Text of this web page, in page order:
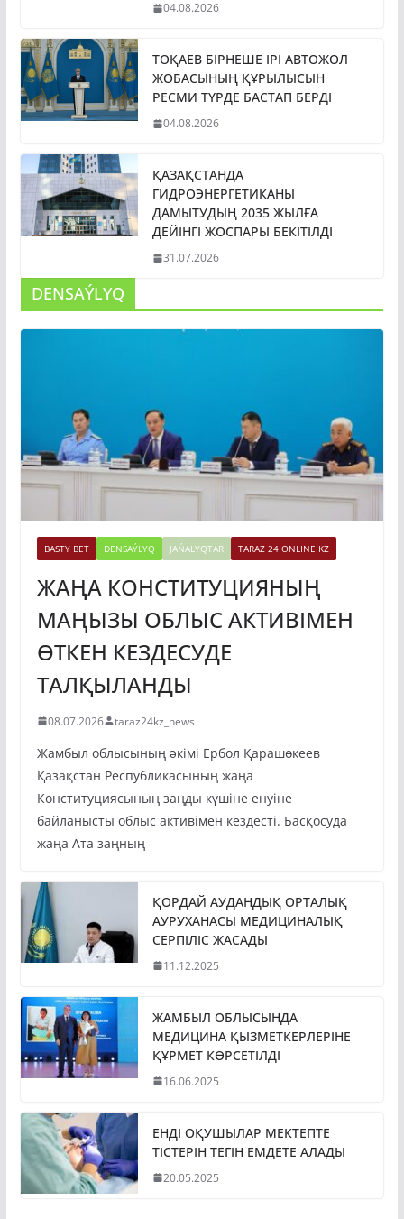
04.08.2026
ТОҚАЕВ БІРНЕШЕ ІРІ АВТОЖОЛ
ЖОБАСЫНЫҢ ҚҰРЫЛЫСЫН
РЕСМИ ТҮРДЕ БАСТАП БЕРДІ
04.08.2026
ҚАЗАҚСТАНДА
ГИДРОЭНЕРГЕТИКАНЫ
ДАМЫТУДЫҢ 2035 ЖЫЛҒА
ДЕЙІНГІ ЖОСПАРЫ БЕКІТІЛДІ
31.07.2026
DENSAÝLYQ
BASTY BET DENSAÝLYQ JAŃALYQTAR TARAZ 24 ONLINE KZ
ЖАҢА КОНСТИТУЦИЯНЫҢ
МАҢЫЗЫ ОБЛЫС АКТИВІМЕН
ӨТКЕН КЕЗДЕСУДЕ
ТАЛҚЫЛАНДЫ
08.07.2026 taraz24kz_news
Жамбыл облысының әкімі Ербол Қарашөкеев
Қазақстан Республикасының жаңа
Конституциясының заңды күшіне енуіне
байланысты облыс активімен кездесті. Басқосуда
жаңа Ата заңның
ҚОРДАЙ АУДАНДЫҚ ОРТАЛЫҚ
АУРУХАНАСЫ МЕДИЦИНАЛЫҚ
СЕРПІЛІС ЖАСАДЫ
11.12.2025
ЖАМБЫЛ ОБЛЫСЫНДА
МЕДИЦИНА ҚЫЗМЕТКЕРЛЕРІНЕ
ҚҰРМЕТ КӨРСЕТІЛДІ
16.06.2025
ЕНДІ ОҚУШЫЛАР МЕКТЕПТЕ
ТІСТЕРІН ТЕГІН ЕМДЕТЕ АЛАДЫ
20.05.2025